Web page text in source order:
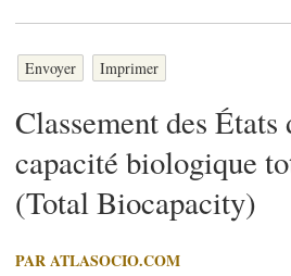
Envoyer Imprimer
Classement des
capacité biologique
(Total Biocapacity)
PAR ATLASOCIO.COM